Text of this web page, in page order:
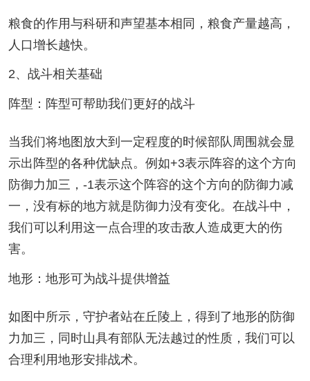
粮食的作用与科研和声望基本相同，粮食产量越高，
人口增长越快。
2、战斗相关基础
阵型：阵型可帮助我们更好的战斗
当我们将地图放大到一定程度的时候部队周围就会显
示出阵型的各种优缺点。例如+3表示阵容的这个方向
防御力加三，-1表示这个阵容的这个方向的防御力减
一，没有标的地方就是防御力没有变化。在战斗中，
我们可以利用这一点合理的攻击敌人造成更大的伤
害。
地形：地形可为战斗提供增益
如图中所示，守护者站在丘陵上，得到了地形的防御
力加三，同时山具有部队无法越过的性质，我们可以
合理利用地形安排战术。